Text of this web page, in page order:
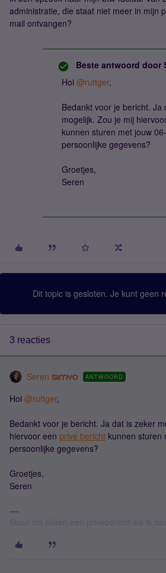
administratie, die staat niet meer in mijn
mail ontvangen?
Beste antwoord door
Hoi @ruttger,
Bedankt voor je bericht. Ja
mogelijk. Zou je mij
kunnen sturen met jouw
persoonlijke gegevens?
Groetjes,
Seren
Dit topic is gesloten. Je kunt geen
3 reacties
Seren ANTWOORD
Hoi @ruttger,
Bedankt voor je bericht. Ja dat is zeker
hiervoor een privé bericht kunnen sturen
persoonlijke gegevens?
Groetjes,
Seren